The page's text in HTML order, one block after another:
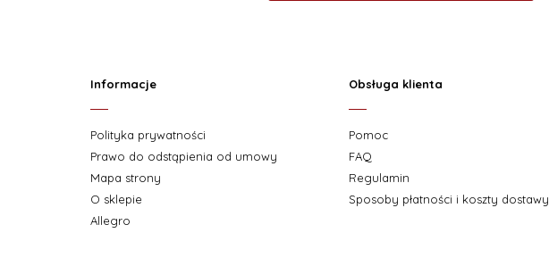
Informacje
Polityka prywatności
Prawo do odstąpienia od umowy
Mapa strony
O sklepie
Allegro
Obsługa klienta
Pomoc
FAQ
Regulamin
Sposoby płatności i koszty dostawy